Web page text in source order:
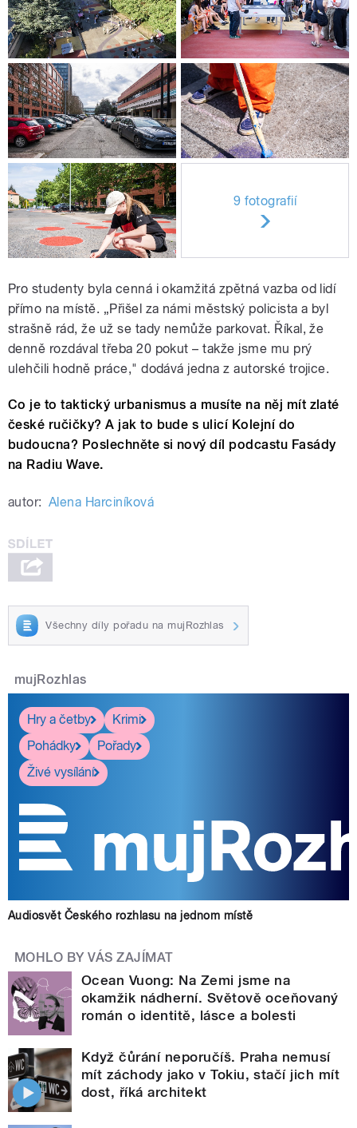
9 fotografií
Pro studenty byla cenná i okamžitá zpětná vazba od lidí
přímo na místě. „Přišel za námi městský policista a byl
strašně rád, že už se tady nemůže parkovat. Říkal, že
denně rozdával třeba 20 pokut – takže jsme mu prý
ulehčili hodně práce," dodává jedna z autorské trojice.
Co je to taktický urbanismus a musíte na něj mít zlaté
české ručičky? A jak to bude s ulicí Kolejní do
budoucna? Poslechněte si nový díl podcastu Fasády
na Radiu Wave.
autor: Alena Harciníková
Všechny díly pořadu na mujRozhlas
mujRozhlas
Hry a četby
Krimi
Pohádky
Pořady
Živé vysílání
Audiosvět Českého rozhlasu na jednom místě
MOHLO BY VÁS ZAJÍMAT
Ocean Vuong: Na Zemi jsme na
okamžik nádherní. Světově oceňovaný
román o identitě, lásce a bolesti
Když čůrání neporučíš. Praha nemusí
mít záchody jako v Tokiu, stačí jich mít
dost, říká architekt